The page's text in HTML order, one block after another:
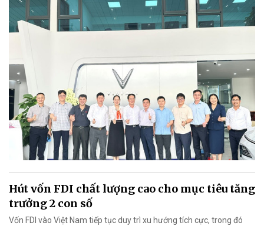
Hút vốn FDI chất lượng cao cho mục tiêu tăng
trưởng 2 con số
Vốn FDI vào Việt Nam tiếp tục duy trì xu hướng tích cực, trong đó